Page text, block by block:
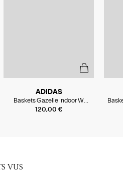
120,00 €
ADIDAS
Baskets Gazelle Indoor W
Better Scarlet/Light
VUS